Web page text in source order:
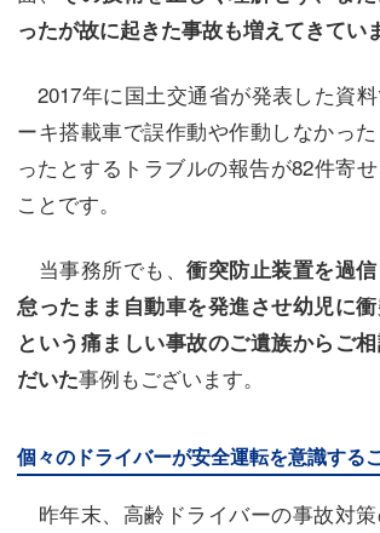
ったが故に起きた事故も増えてきてい
2017年に国土交通省が発表した資
ーキ搭載車で誤作動や作動しなかっ
ったとするトラブルの報告が82件寄
ことです。
当事務所でも、衝突防止装置を過
怠ったまま自動車を発進させ幼児に
という痛ましい事故のご遺族からご
だいた事例もございます。
個々のドライバーが安全運転を意識する
昨年末、高齢ドライバーの事故対策